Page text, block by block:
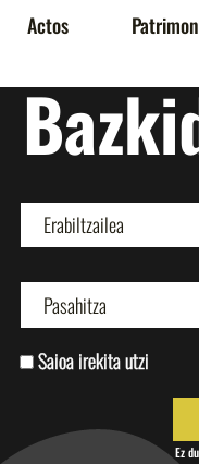
Actos
Saioa irekita utzi
Ez